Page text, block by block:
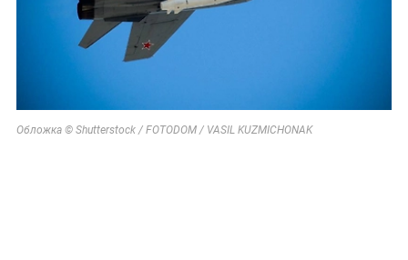
Обложка © Shutterstock / FOTODOM / VASIL KUZMICHONAK